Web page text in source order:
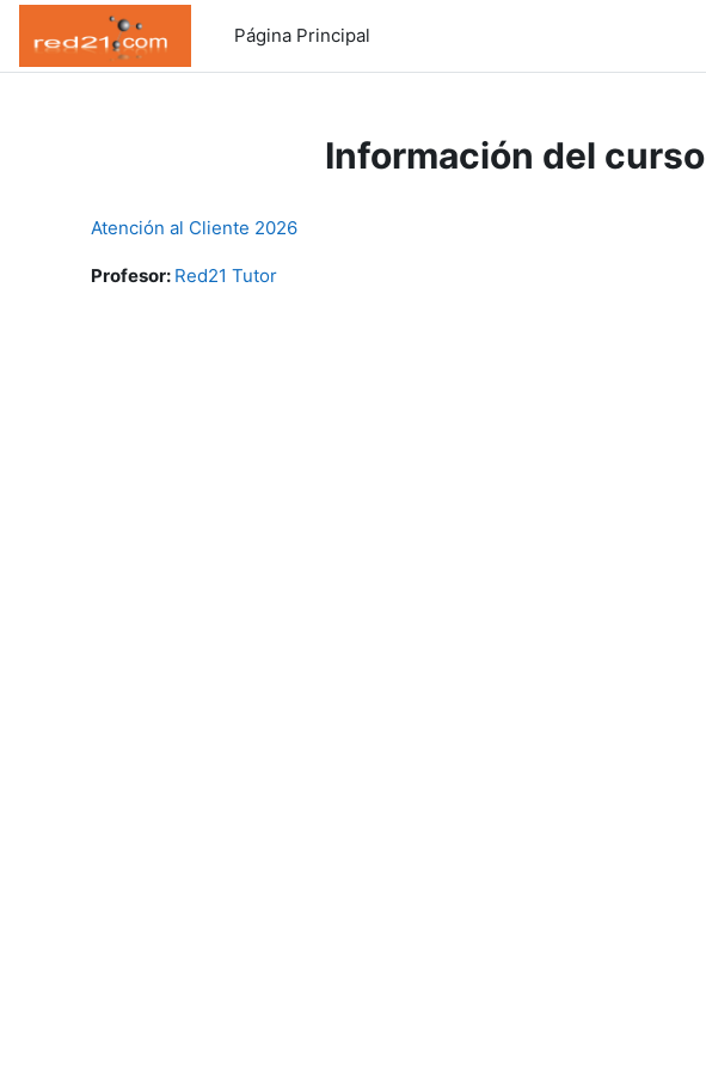
Salta al contenido principal
Página Principal
Información del curso
Atención al Cliente 2026
Profesor: Red21 Tutor